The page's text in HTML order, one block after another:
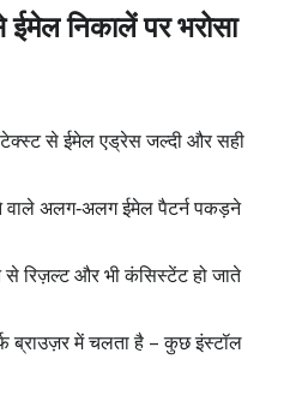
निकालें पर भरोसा
से ईमेल एड्रेस जल्दी और सही
वाले अलग‑अलग ईमेल पैटर्न पकड़ने
रिज़ल्ट और भी कंसिस्टेंट हो जाते
ब्राउज़र में चलता है – कुछ इंस्टॉल